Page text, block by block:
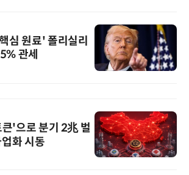
심 원료' 폴리실리
관세
'으로 분기 2兆 벌
화 시동